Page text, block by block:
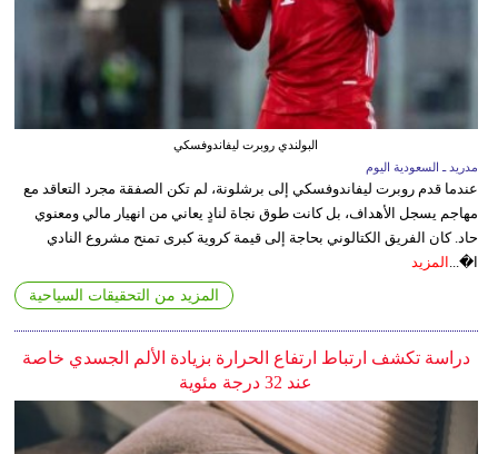
البولندي روبرت ليفاندوفسكي
مدريد ـ السعودية اليوم
عندما قدم روبرت ليفاندوفسكي إلى برشلونة، لم تكن الصفقة مجرد التعاقد مع
مهاجم يسجل الأهداف، بل كانت طوق نجاة لنادٍ يعاني من انهيار مالي ومعنوي
حاد. كان الفريق الكتالوني بحاجة إلى قيمة كروية كبرى تمنح مشروع النادي
ا�... المزيد
المزيد من التحقيقات السياحية
دراسة تكشف ارتباط ارتفاع الحرارة بزيادة الألم الجسدي خاصة
عند 32 درجة مئوية